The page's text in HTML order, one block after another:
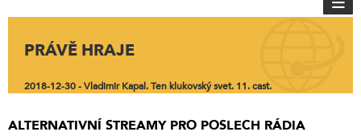
PRÁVĚ HRAJE
2018-12-30 - Vladimir Kapal. Ten klukovský svet. 11. cast.
ALTERNATIVNÍ STREAMY PRO POSLECH RÁDIA